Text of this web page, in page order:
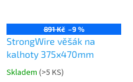
891 Kč –9 %
StrongWire věšák na
kalhoty 375x470mm
Průměrné
Skladem (>5 KS)